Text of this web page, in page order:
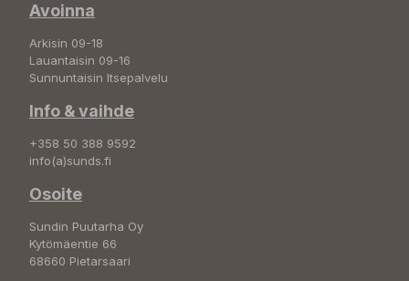
Avoinna
Arkisin 09-18
Lauantaisin 09-16
Sunnuntaisin Itsepalvelu
Info & vaihde
+358 50 388 9592
info(a)sunds.fi
Osoite
Sundin Puutarha Oy
Kytömäentie 66
68660 Pietarsaari